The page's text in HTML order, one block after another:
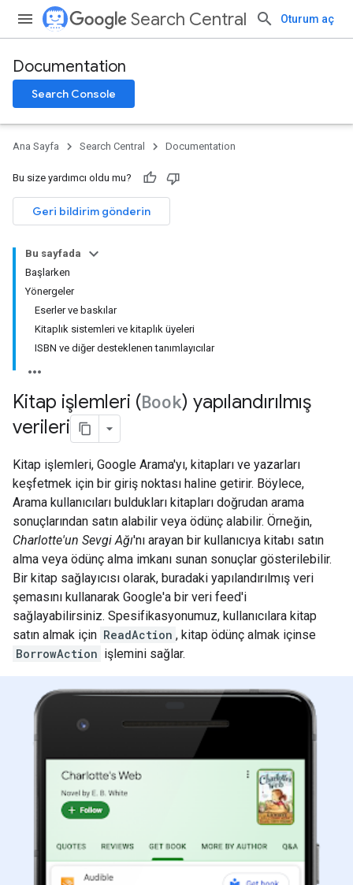
Search Central Oturum aç
Documentation
Search Console
Ana Sayfa Search Central Documentation
Bu size yardımcı oldu mu?
Geri bildirim gönderin
Bu sayfada
Başlarken
Yönergeler
Eserler ve baskılar
Kitaplık sistemleri ve kitaplık üyeleri
ISBN ve diğer desteklenen tanımlayıcılar
Kitap işlemleri (Book) yapılandırılmış
verileri
Kitap işlemleri, Google Arama'yı, kitapları ve yazarları
keşfetmek için bir giriş noktası haline getirir. Böylece,
Arama kullanıcıları buldukları kitapları doğrudan arama
sonuçlarından satın alabilir veya ödünç alabilir. Örneğin,
Charlotte'un Sevgi Ağı'nı arayan bir kullanıcıya kitabı satın
alma veya ödünç alma imkanı sunan sonuçlar gösterilebilir.
Bir kitap sağlayıcısı olarak, buradaki yapılandırılmış veri
şemasını kullanarak Google'a bir veri feed'i
sağlayabilirsiniz. Spesifikasyonumuz, kullanıcılara kitap
satın almak için ReadAction , kitap ödünç almak içinse
BorrowAction işlemini sağlar.